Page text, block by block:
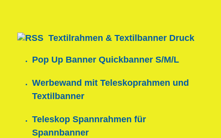
Textilrahmen & Textilbanner Druck
Pop Up Banner Quickbanner S/M/L
Werbewand mit Teleskoprahmen und
Textilbanner
Teleskop Spannrahmen für
Spannbanner